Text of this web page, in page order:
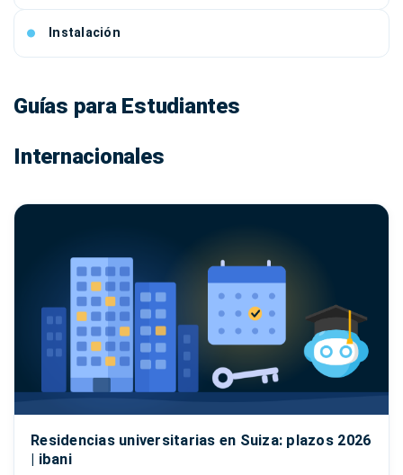
Instalación
Guías para Estudiantes
Internacionales
Residencias universitarias en Suiza: plazos 2026
| ibani